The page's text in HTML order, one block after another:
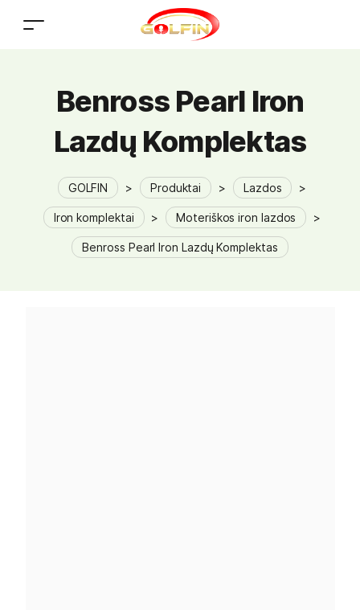
Benross Pearl Iron
Lazdų Komplektas
GOLFIN > Produktai > Lazdos >
Iron komplektai > Moteriškos iron lazdos >
Benross Pearl Iron Lazdų Komplektas